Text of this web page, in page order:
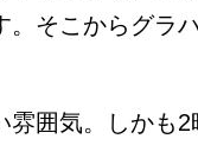
。そこからグラ
囲気。しかも2